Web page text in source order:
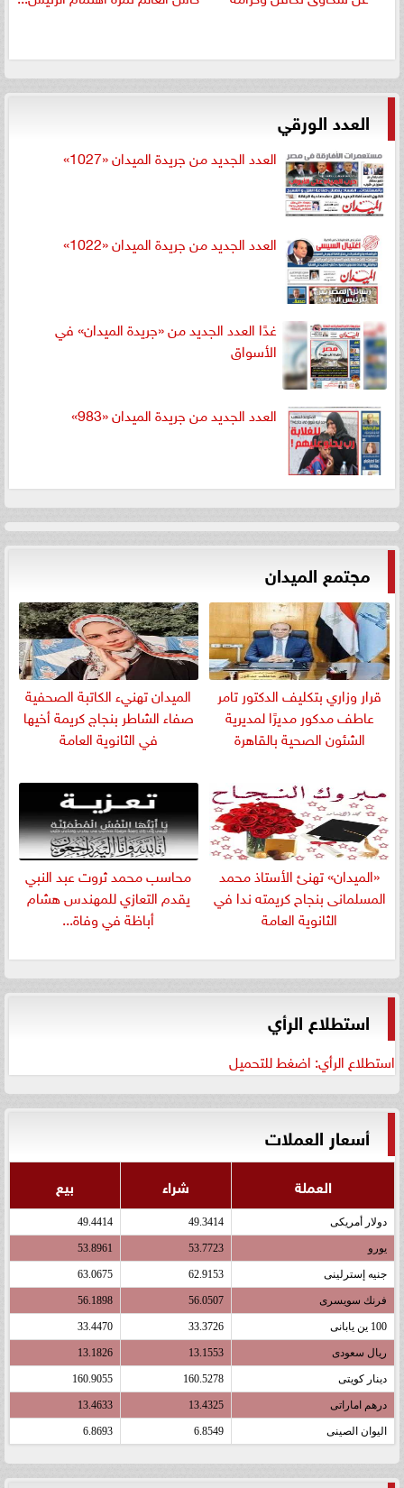
العدد الورقي
العدد الجديد من جريدة الميدان «1027»
العدد الجديد من جريدة الميدان «1022»
غدًا العدد الجديد من «جريدة الميدان» في
الأسواق
العدد الجديد من جريدة الميدان «983»
مجتمع الميدان
قرار وزاري بتكليف الدكتور تامر
عاطف مدكور مديرًا لمديرية
الشئون الصحية بالقاهرة
الميدان تهنيء الكاتبة الصحفية
صفاء الشاطر بنجاج كريمة أخيها
في الثانوية العامة
«الميدان» تهنئ الأستاذ محمد
المسلمانى بنجاح كريمته ندا في
الثانوية العامة
​محاسب محمد ثروت عبد النبي
يقدم التعازي للمهندس هشام
أباظة في وفاة...
استطلاع الرأي
استطلاع الرأي: اضغط للتحميل
أسعار العملات
العملة شراء بيع
دولار أمريكى 49.3414
49.4414
يورو 53.7723
53.8961
جنيه إسترلينى 62.9153
63.0675
فرنك سويسرى 56.0507
56.1898
100 ين يابانى 33.3726
33.4470
ريال سعودى 13.1553
13.1826
دينار كويتى 160.5278
160.9055
درهم اماراتى 13.4325
13.4633
اليوان الصينى 6.8549
6.8693